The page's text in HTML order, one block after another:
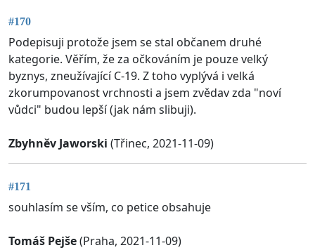
#170
Podepisuji protože jsem se stal občanem druhé
kategorie. Věřím, že za očkováním je pouze velký
byznys, zneužívající C-19. Z toho vyplývá i velká
zkorumpovanost vrchnosti a jsem zvědav zda "noví
vůdci" budou lepší (jak nám slibuji).
Zbyhněv Jaworski (Třinec, 2021-11-09)
#171
souhlasím se vším, co petice obsahuje
Tomáš Pejše(Praha, 2021-11-09)